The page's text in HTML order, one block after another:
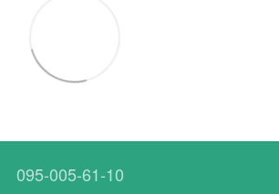
095-005-61-10